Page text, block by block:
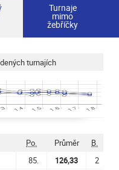
Turnaje
mimo
žebříčky
turnajích
Po. Průměr
B.
85. 126,33 2